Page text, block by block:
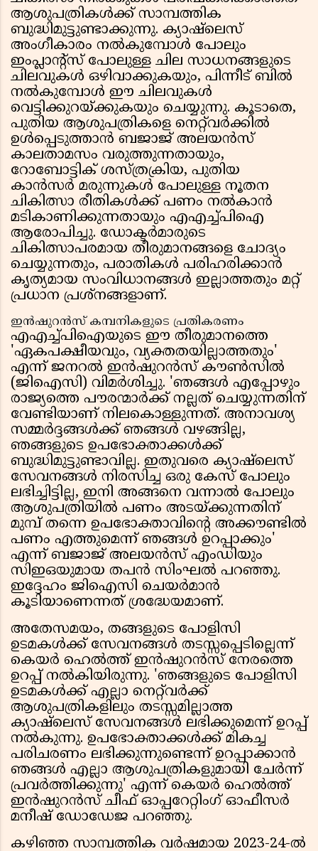
ആശുപത്രികൾക്ക് സാമ്പത്തിക
ബുദ്ധിമുട്ടുണ്ടാക്കുന്നു. ക്യാഷ്‌ലെസ്
അംഗീകാരം നൽകുമ്പോൾ പോലും
ഇംപ്ലാൻ്റ്സ് പോലുള്ള ചില സാധനങ്ങളുടെ
ചിലവുകൾ ഒഴിവാക്കുകയും, പിന്നീട് ബിൽ
നൽകുമ്പോൾ ഈ ചിലവുകൾ
വെട്ടിക്കുറയ്ക്കുകയും ചെയ്യുന്നു. കൂടാതെ,
പുതിയ ആശുപത്രികളെ നെറ്റ്‌വർക്കിൽ
ഉൾപ്പെടുത്താൻ ബജാജ് അലയൻസ്
കാലതാമസം വരുത്തുന്നതായും,
റോബോട്ടിക് ശസ്ത്രക്രിയ, പുതിയ
കാൻസർ മരുന്നുകൾ പോലുള്ള നൂതന
ചികിത്സാ രീതികൾക്ക് പണം നൽകാൻ
മടികാണിക്കുന്നതായും എഎച്ച്പിഐ
ആരോപിച്ചു. ഡോക്ടർമാരുടെ
ചികിത്സാപരമായ തീരുമാനങ്ങളെ ചോദ്യം
ചെയ്യുന്നതും, പരാതികൾ പരിഹരിക്കാൻ
കൃത്യമായ സംവിധാനങ്ങൾ ഇല്ലാത്തതും മറ്റ്
പ്രധാന പ്രശ്നങ്ങളാണ്.
ഇൻഷുറൻസ് കമ്പനികളുടെ പ്രതികരണം
എഎച്ച്പിഐയുടെ ഈ തീരുമാനത്തെ
'ഏകപക്ഷീയവും, വ്യക്തതയില്ലാത്തതും'
എന്ന് ജനറൽ ഇൻഷുറൻസ് കൗൺസിൽ
(ജിഐസി) വിമർശിച്ചു. 'ഞങ്ങൾ എപ്പോഴും
രാജ്യത്തെ പൗരന്മാർക്ക് നല്ലത് ചെയ്യുന്നതിന്
വേണ്ടിയാണ് നിലകൊള്ളുന്നത്. അനാവശ്യ
സമ്മർദ്ദങ്ങൾക്ക് ഞങ്ങൾ വഴങ്ങില്ല,
ഞങ്ങളുടെ ഉപഭോക്താക്കൾക്ക്
ബുദ്ധിമുട്ടുണ്ടാവില്ല. ഇതുവരെ ക്യാഷ്‌ലെസ്
സേവനങ്ങൾ നിരസിച്ച ഒരു കേസ് പോലും
ലഭിച്ചിട്ടില്ല, ഇനി അങ്ങനെ വന്നാൽ പോലും
ആശുപത്രിയിൽ പണം അടയ്ക്കുന്നതിന്
മുമ്പ് തന്നെ ഉപഭോക്താവിൻ്റെ അക്കൗണ്ടിൽ
പണം എത്തുമെന്ന് ഞങ്ങൾ ഉറപ്പാക്കും'
എന്ന് ബജാജ് അലയൻസ് എംഡിയും
സിഇഒയുമായ തപൻ സിംഘൽ പറഞ്ഞു.
ഇദ്ദേഹം ജിഐസി ചെയർമാൻ
കൂടിയാണെന്നത് ശ്രദ്ധേയമാണ്.
അതേസമയം, തങ്ങളുടെ പോളിസി
ഉടമകൾക്ക് സേവനങ്ങൾ തടസ്സപ്പെടില്ലെന്ന്
കെയർ ഹെൽത്ത് ഇൻഷുറൻസ് നേരത്തെ
ഉറപ്പ് നൽകിയിരുന്നു. 'ഞങ്ങളുടെ പോളിസി
ഉടമകൾക്ക് എല്ലാ നെറ്റ്‌വർക്ക്
ആശുപത്രികളിലും തടസ്സമില്ലാത്ത
ക്യാഷ്‌ലെസ് സേവനങ്ങൾ ലഭിക്കുമെന്ന് ഉറപ്പ്
നൽകുന്നു. ഉപഭോക്താക്കൾക്ക് മികച്ച
പരിചരണം ലഭിക്കുന്നുണ്ടെന്ന് ഉറപ്പാക്കാൻ
ഞങ്ങൾ എല്ലാ ആശുപത്രികളുമായി ചേർന്ന്
പ്രവർത്തിക്കുന്നു' എന്ന് കെയർ ഹെൽത്ത്
ഇൻഷുറൻസ് ചീഫ് ഓപ്പറേറ്റിംഗ് ഓഫീസർ
മനീഷ് ഡോഡേജ പറഞ്ഞു.
കഴിഞ്ഞ സാമ്പത്തിക വർഷമായ 2023-24-ൽ